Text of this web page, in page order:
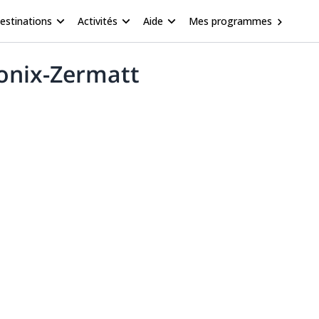
Activités Aide Mes programmes
Zermatt